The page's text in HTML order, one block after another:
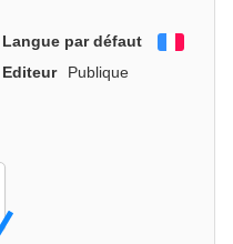
Langue par défaut
Editeur
Publique